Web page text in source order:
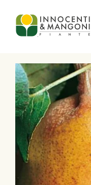
Skip to main content